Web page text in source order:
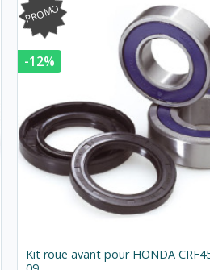
PROMO
-12%
Kit roue avant pour HONDA